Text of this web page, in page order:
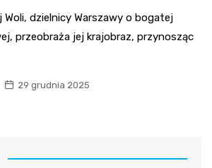
dzielnicy Warszawy o bogatej
przeobraża jej krajobraz, przynosząc
29 grudnia 2025